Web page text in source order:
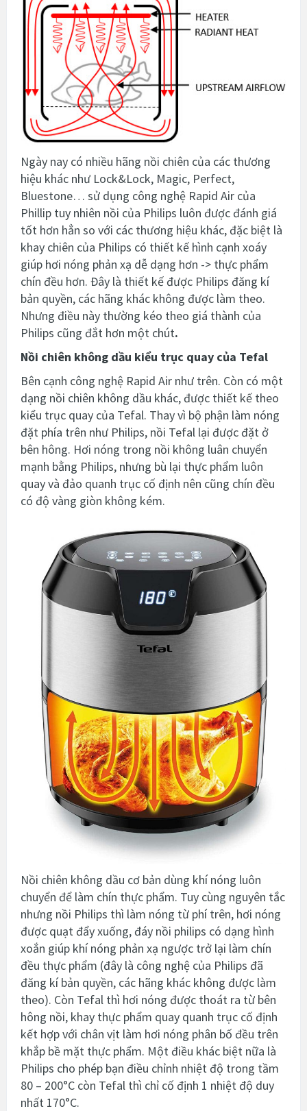
Ngày nay có nhiều hãng nồi chiên của các thương
hiệu khác như Lock&Lock, Magic, Perfect,
Bluestone… sử dụng công nghệ Rapid Air của
Phillip tuy nhiên nồi của Philips luôn được đánh giá
tốt hơn hẳn so với các thương hiệu khác, đặc biệt là
khay chiên của Philips có thiết kế hình cạnh xoáy
giúp hơi nóng phản xạ dễ dạng hơn -> thực phẩm
chín đều hơn. Đây là thiết kế được Philips đăng kí
bản quyền, các hãng khác không được làm theo.
Nhưng điều này thường kéo theo giá thành của
Philips cũng đắt hơn một chút.
Nồi chiên không dầu kiểu trục quay của Tefal
Bên cạnh công nghệ Rapid Air như trên. Còn có một
dạng nồi chiên không dầu khác, được thiết kế theo
kiểu trục quay của Tefal. Thay vì bộ phận làm nóng
đặt phía trên như Philips, nồi Tefal lại được đặt ở
bên hông. Hơi nóng trong nồi không luân chuyển
mạnh bằng Philips, nhưng bù lại thực phẩm luôn
quay và đảo quanh trục cố định nên cũng chín đều
có độ vàng giòn không kém.
Nồi chiên không dầu cơ bản dùng khí nóng luôn
chuyển để làm chín thực phẩm. Tuy cùng nguyên tắc
nhưng nồi Philips thì làm nóng từ phí trên, hơi nóng
được quạt đẩy xuống, đáy nồi philips có dạng hình
xoắn giúp khí nóng phản xạ ngược trở lại làm chín
đều thực phẩm (đây là công nghệ của Philips đã
đăng kí bản quyền, các hãng khác không được làm
theo). Còn Tefal thì hơi nóng được thoát ra từ bên
hông nồi, khay thực phẩm quay quanh trục cố định
kết hợp với chân vịt làm hơi nóng phân bố đều trên
khắp bề mặt thực phẩm. Một điều khác biệt nữa là
Philips cho phép bạn điều chỉnh nhiệt độ trong tầm
80 – 200°C còn Tefal thì chỉ cố định 1 nhiệt độ duy
nhất 170°C.